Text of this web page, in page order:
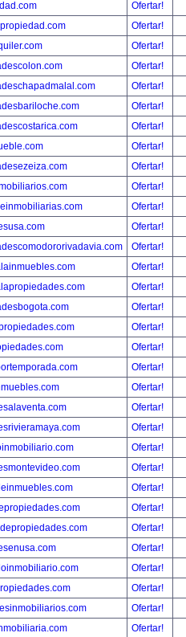
Ofertar!
Ofertar!
Ofertar!
Ofertar!
Ofertar!
Ofertar!
Ofertar!
Ofertar!
Ofertar!
Ofertar!
Ofertar!
Ofertar!
Ofertar!
Ofertar!
Ofertar!
Ofertar!
Ofertar!
Ofertar!
Ofertar!
Ofertar!
Ofertar!
Ofertar!
Ofertar!
Ofertar!
Ofertar!
Ofertar!
Ofertar!
Ofertar!
Ofertar!
Ofertar!
Ofertar!
Ofertar!